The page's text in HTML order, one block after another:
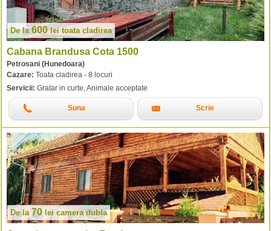
De la 600leitoata cladirea
Cabana Brandusa Cota 1500
Petrosani (Hunedoara)
Cazare: Toata cladirea - 8 locuri
Servicii: Gratar in curte, Animale acceptate
Suna Scrie
De la70lei camera dubla